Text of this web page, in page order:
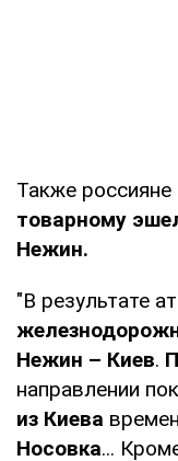
Также россияне
товарному
Нежин.
"В результате
Нежин – Киев.
направлении
из Киева
Носовка...